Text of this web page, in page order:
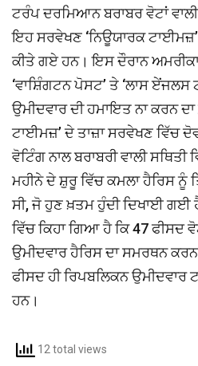
ਟਰੰਪ ਦਰਮਿਆਨ ਬਰਾਬਰ ਵੋਟਾਂ
ਇਹ ਸਰਵੇਖਣ ‘ਨਿਊਯਾਰਕ
ਕੀਤੇ ਗਏ ਹਨ। ਇਸ ਦੌਰਾਨ
‘ਵਾਸ਼ਿੰਗਟਨ ਪੋਸਟ’ ਤੇ ‘ਲਾਸ ਏਂਜਲਸ
ਉਮੀਦਵਾਰ ਦੀ ਹਮਾਇਤ ਨਾ ਕਰਨ
ਟਾਈਮਜ਼’ ਦੇ ਤਾਜ਼ਾ ਸਰਵੇਖਣ ਵਿੱਚ
ਵੋਟਿੰਗ ਨਾਲ ਬਰਾਬਰੀ ਵਾਲੀ
ਮਹੀਨੇ ਦੇ ਸ਼ੁਰੂ ਵਿੱਚ ਕਮਲਾ ਹੈਰਿਸ ਨੂੰ
ਸੀ, ਜੋ ਹੁਣ ਖ਼ਤਮ ਹੁੰਦੀ ਦਿਖਾਈ
ਵਿੱਚ ਕਿਹਾ ਗਿਆ ਹੈ ਕਿ 47 ਫੀਸਦ
ਉਮੀਦਵਾਰ ਹੈਰਿਸ ਦਾ ਸਮਰਥਨ
ਫੀਸਦ ਹੀ ਰਿਪਬਲਿਕਨ
ਹਨ।
12 total views